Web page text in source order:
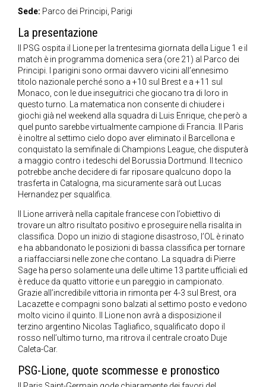
Sede: Parco dei Principi, Parigi
La presentazione
Il PSG ospita il Lione per la trentesima giornata della Ligue 1 e il
match è in programma domenica sera (ore 21) al Parco dei
Principi. I parigini sono ormai davvero vicini all’ennesimo
titolo nazionale perché sono a +10 sul Brest e a +11 sul
Monaco, con le due inseguitrici che giocano tra di loro in
questo turno. La matematica non consente di chiudere i
giochi già nel weekend alla squadra di Luis Enrique, che però a
quel punto sarebbe virtualmente campione di Francia. Il Paris
è inoltre al settimo cielo dopo aver eliminato il Barcellona e
conquistato la semifinale di Champions League, che disputerà
a maggio contro i tedeschi del Borussia Dortmund. Il tecnico
potrebbe anche decidere di far riposare qualcuno dopo la
trasferta in Catalogna, ma sicuramente sarà out Lucas
Hernandez per squalifica.
Il Lione arriverà nella capitale francese con l’obiettivo di
trovare un altro risultato positivo e proseguire nella risalita in
classifica. Dopo un inizio di stagione disastroso, l’OL è rinato
e ha abbandonato le posizioni di bassa classifica per tornare
a riaffacciarsi nelle zone che contano. La squadra di Pierre
Sage ha perso solamente una delle ultime 13 partite ufficiali ed
è reduce da quatto vittorie e un pareggio in campionato.
Grazie all’incredibile vittoria in rimonta per 4-3 sul Brest, ora
Lacazette e compagni sono balzati al settimo posto e vedono
molto vicino il quinto. Il Lione non avrà a disposizione il
terzino argentino Nicolas Tagliafico, squalificato dopo il
rosso nell’ultimo turno, ma ritrova il centrale croato Duje
Caleta-Car.
PSG-Lione, quote scommesse e pronostico